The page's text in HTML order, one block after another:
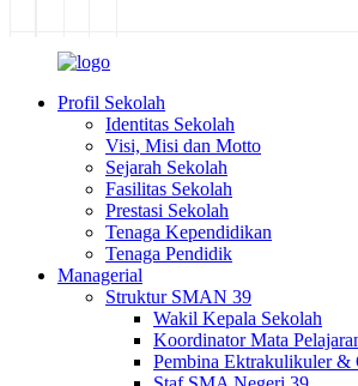
Profil Sekolah
Identitas Sekolah
Visi, Misi dan Motto
Sejarah Sekolah
Fasilitas Sekolah
Prestasi Sekolah
Tenaga Kependidikan
Tenaga Pendidik
Managerial
Struktur SMAN 39
Wakil Kepala Sekolah
Koordinator Mata
Pembina Ektrakulikuler &